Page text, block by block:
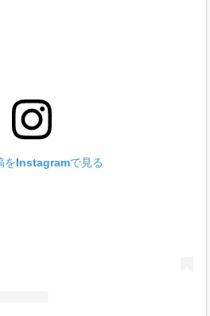
をInstagramで見る